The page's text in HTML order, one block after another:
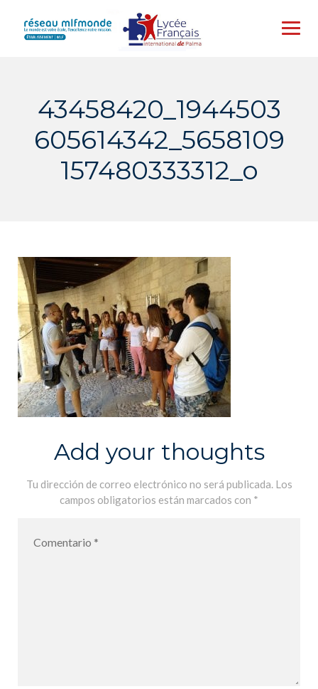
content
43458420_1944503
605614342_5658109
157480333312_o
Add your thoughts
Tu dirección de correo electrónico no será publicada. Los
campos obligatorios están marcados con *